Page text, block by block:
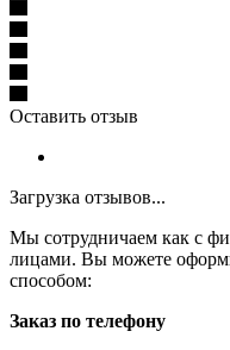
Оставить отзыв
Загрузка отзывов...
Мы сотрудничаем как с
лицами. Вы можете
способом:
Заказ по телефону